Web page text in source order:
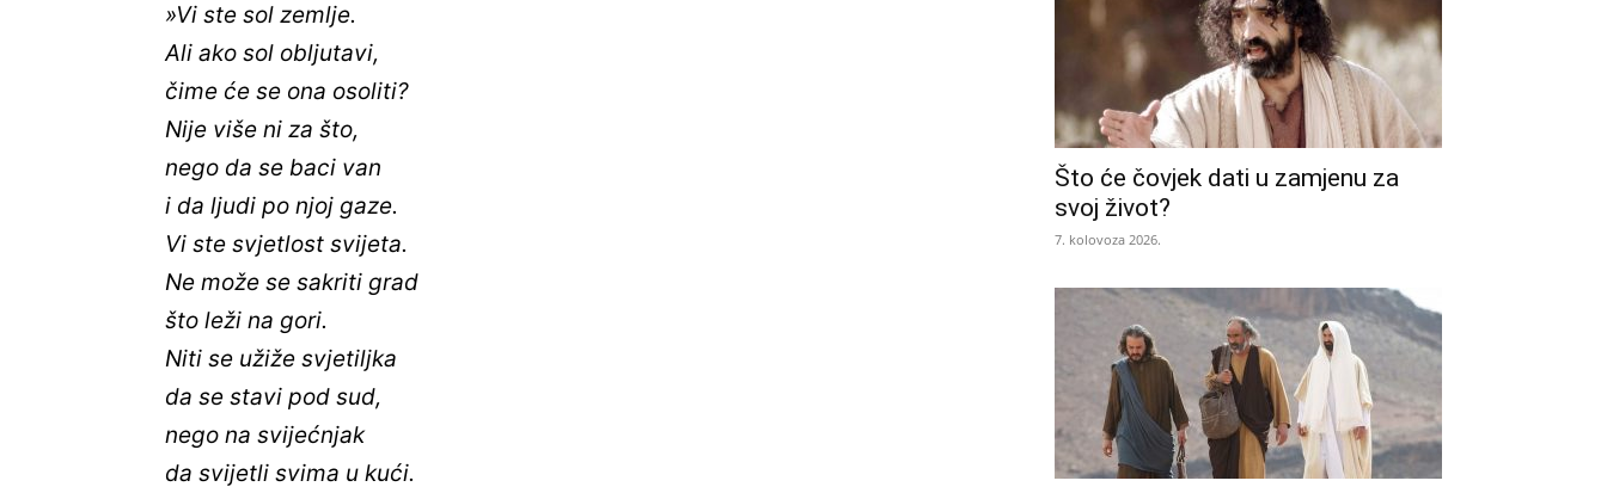
»Vi ste sol zemlje.
Ali ako sol obljutavi,
čime će se ona osoliti?
Nije više ni za što,
nego da se baci van
i da ljudi po njoj gaze.
Vi ste svjetlost svijeta.
Ne može se sakriti grad
što leži na gori.
Niti se užiže svjetiljka
da se stavi pod sud,
nego na svijećnjak
da svijetli svima u kući.
Što će čovjek dati u zamjenu za
svoj život?
7. kolovoza 2026.